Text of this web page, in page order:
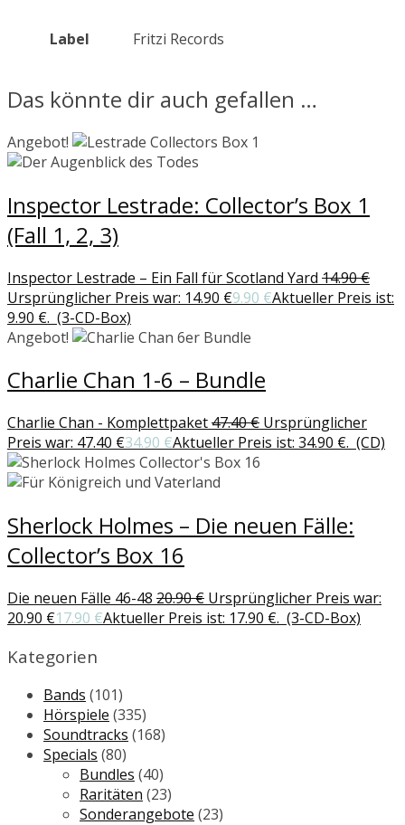
Label Fritzi Records
Das könnte dir auch gefallen …
Angebot!
Inspector Lestrade: Collector’s Box 1
(Fall 1, 2, 3)
Inspector Lestrade – Ein Fall für Scotland Yard 14.90€
Ursprünglicher Preis war: 14.90 €9.90 €Aktueller Preis ist:
9.90 €. (3-CD-Box)
Angebot!
Charlie Chan 1-6 – Bundle
Charlie Chan - Komplettpaket47.40€ Ursprünglicher
Preis war: 47.40 €34.90 €Aktueller Preis ist: 34.90 €. (CD)
Sherlock Holmes – Die neuen Fälle:
Collector’s Box 16
Die neuen Fälle 46-48 20.90€ Ursprünglicher Preis war:
20.90 €17.90 €Aktueller Preis ist: 17.90 €. (3-CD-Box)
Kategorien
Bands (101)
Hörspiele (335)
Soundtracks (168)
Specials (80)
Bundles (40)
Raritäten (23)
Sonderangebote (23)